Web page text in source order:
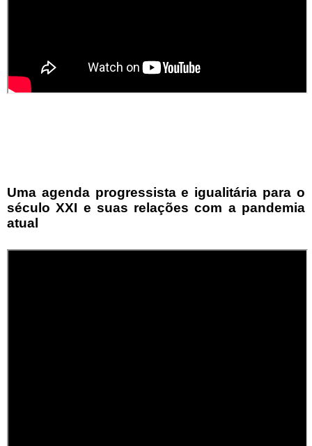
Uma agenda progressista e igualitária para o
século XXI e suas relações com a pandemia
atual